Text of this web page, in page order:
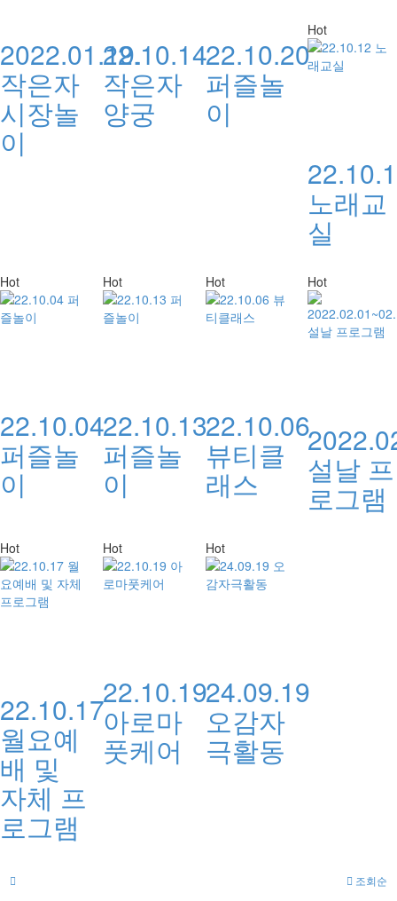
2022.01.19.
작은자
시장놀
이
22.10.14
작은자
양궁
22.10.20
퍼즐놀
이
Hot
노래교
실
Hot
22.10.04
퍼즐놀
이
Hot
22.10.13
퍼즐놀
이
Hot
22.10.06
뷰티클
래스
Hot
설날 프
로그램
Hot
22.10.17
월요예
배 및
자체 프
로그램
Hot
22.10.19
아로마
풋케어
Hot
24.09.19
오감자
극활동
조회순